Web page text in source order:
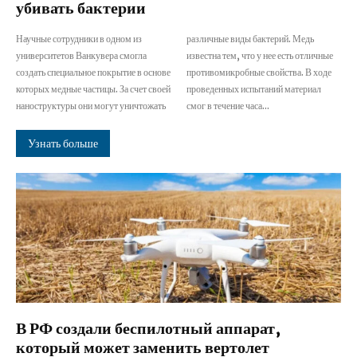
убивать бактерии
Научные сотрудники в одном из
университетов Ванкувера смогла
создать специальное покрытие в основе
которых медные частицы. За счет своей
наноструктуры они могут уничтожать
различные виды бактерий. Медь
известна тем, что у нее есть отличные
противомикробные свойства. В ходе
проведенных испытаний материал
смог в течение часа...
Узнать больше
В РФ создали беспилотный аппарат,
который может заменить вертолет